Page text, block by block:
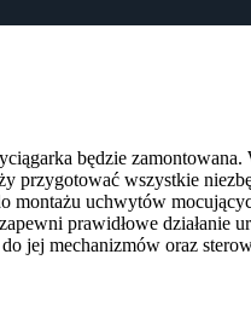
będzie zamontowana.
przygotować wszystkie
montażu uchwytów
prawidłowe działanie
jej mechanizmów oraz